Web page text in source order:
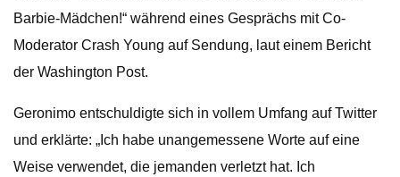
Barbie-Mädchen!“ während eines Gesprächs mit Co-
Moderator Crash Young auf Sendung, laut einem Bericht
der Washington Post.
Geronimo entschuldigte sich in vollem Umfang auf Twitter
und erklärte: „Ich habe unangemessene Worte auf eine
Weise verwendet, die jemanden verletzt hat. Ich